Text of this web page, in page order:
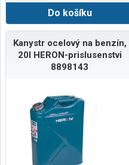
Do košíku
Kanystr ocelový na benzín,
20l HERON-prislusenstvi
8898143